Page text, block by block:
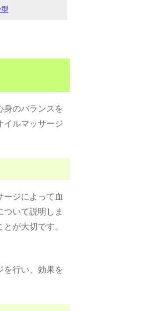
身のバランスを
イルマッサージ
ジによって血
いて説明しま
が大切です。
を行い、効果を